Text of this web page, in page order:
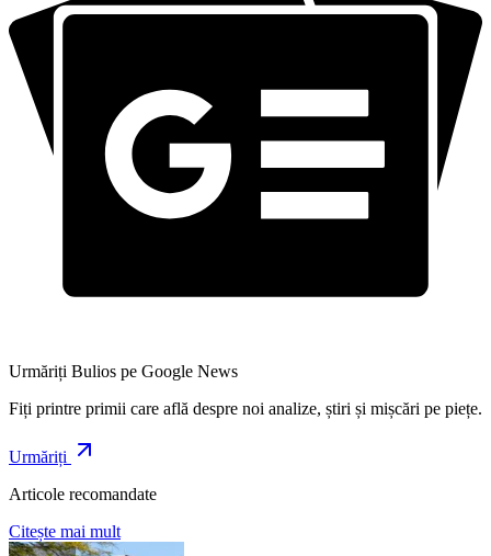
Urmăriți Bulios pe Google News
Fiți printre primii care află despre noi analize, știri și mișcări pe piețe.
Urmăriți
Articole recomandate
Citește mai mult